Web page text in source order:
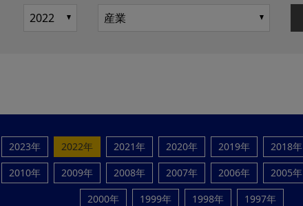
2023年 2022年 2021年 2020年 2019年 2018年
2010年 2009年 2008年 2007年 2006年 2005年
2000年
1999年 1998年 1997年